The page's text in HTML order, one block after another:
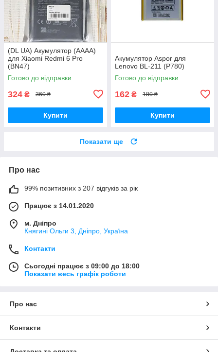
(DL UA) Акумулятор (AAAA)
для Xiaomi Redmi 6 Pro
(BN47)
Готово до відправки
324 ₴ 360 ₴
Купити
Акумулятор Aspor для
Lenovo BL-211 (P780)
Готово до відправки
162 ₴ 180 ₴
Купити
Показати ще
Про нас
99% позитивних з 207 відгуків за рік
Працює з 14.01.2020
м. Дніпро
Княгині Ольги 3, Дніпро, Україна
Контакти
Сьогодні працює з 09:00 до 18:00
Показати весь графік роботи
Про нас
Контакти